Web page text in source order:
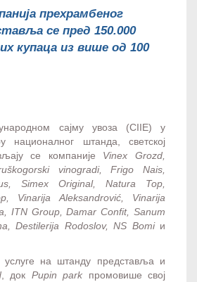
прехрамбеног
се пред 150.000
купаца из више од 100
сајму увоза (CIIE) у
националног штанда, светској
се компаније Vinex Grozd,
vinogradi, Frigo Nais,
Simex Original, Natura Top,
Vinarija Aleksandrović, Vinarija
ITN Group, Damar Confit, Sanum
Destilerija Rodoslov, NS Bomi и
на штанду представља и
, док Pupin park промовише свој